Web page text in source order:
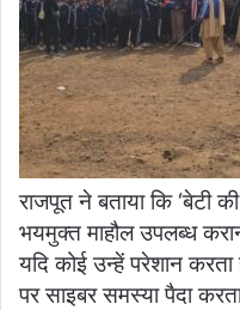
राजपूत ने बताया कि ‘बेटी
भयमुक्त माहौल उपलब्ध
यदि कोई उन्हें परेशान करता
पर साइबर समस्या पैदा